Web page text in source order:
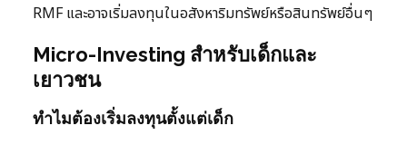
RMF และอาจเริ่มลงทุนในอสังหาริมทรัพย์หรือสินทรัพย์อื่นๆ
Micro-Investing สำหรับเด็กและ
เยาวชน
ทำไมต้องเริ่มลงทุนตั้งแต่เด็ก